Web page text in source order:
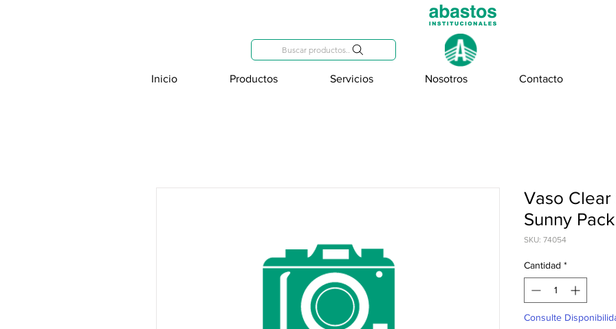
Buscar productos..
Inicio Productos Servicios Nosotros Contacto
Vaso Clear
Sunny Pack
SKU: 74054
Cantidad *
Consulte